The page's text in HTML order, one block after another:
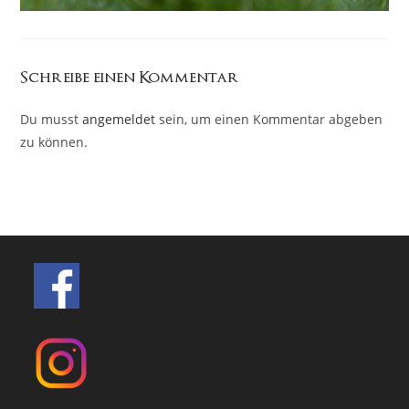
Schreibe einen Kommentar
Du musstangemeldet sein, um einen Kommentar abgeben
zu können.